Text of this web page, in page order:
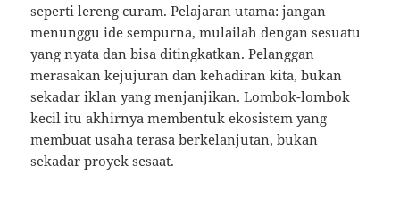
seperti lereng curam. Pelajaran utama: jangan
menunggu ide sempurna, mulailah dengan sesuatu
yang nyata dan bisa ditingkatkan. Pelanggan
merasakan kejujuran dan kehadiran kita, bukan
sekadar iklan yang menjanjikan. Lombok-lombok
kecil itu akhirnya membentuk ekosistem yang
membuat usaha terasa berkelanjutan, bukan
sekadar proyek sesaat.